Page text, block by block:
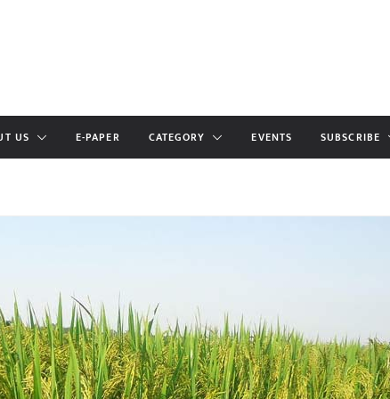
US E-PAPER CATEGORY EVENTS SUBSCRIBE